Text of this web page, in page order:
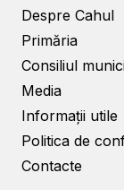
Despre Cahul
Primăria
Consiliul
Media
Informații utile
Politica de
Contacte